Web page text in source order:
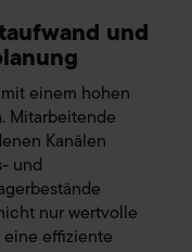
und
einem hohen
Mitarbeitende
Kanälen
und
nur wertvolle
effiziente